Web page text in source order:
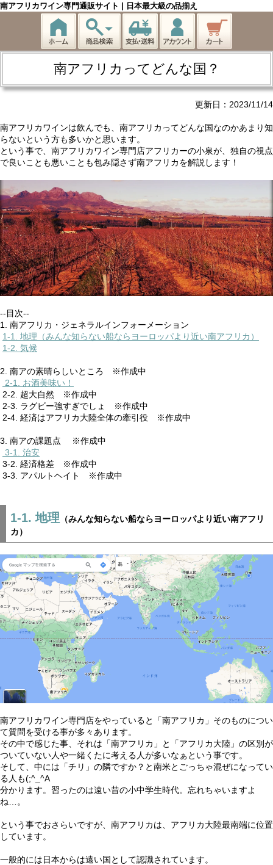
南アフリカワイン専門通販サイト | 日本最大級の品揃え
南アフリカってどんな国？
更新日：2023/11/14
南アフリカワインは飲んでも、南アフリカってどんな国なのかあまり知
らないという方も多いかと思います。
という事で、南アフリカワイン専門店アフリカーの小泉が、独自の視点
で良いことも悪いことも包み隠さず南アフリカを解説します！
--目次--
1. 南アフリカ・ジェネラルインフォーメーション
1-1. 地理（みんな知らない船ならヨーロッパより近い南アフリカ）
1-2. 気候
2. 南アの素晴らしいところ ※作成中
2-1. お酒美味い！
2-2. 超大自然 ※作成中
2-3. ラグビー強すぎでしょ ※作成中
2-4. 経済はアフリカ大陸全体の牽引役 ※作成中
3. 南アの課題点 ※作成中
3-1. 治安
3-2. 経済格差 ※作成中
3-3. アパルトヘイト ※作成中
1-1. 地理 （みんな知らない船ならヨーロッパより近い南アフリ
カ）
南アフリカワイン専門店をやっていると「南アフリカ」そのものについ
て質問を受ける事が多々あります。
その中で感じた事、それは「南アフリカ」と「アフリカ大陸」の区別が
ついていない人や一緒くたに考える人が多いなぁという事です。
そして、中には「チリ」の隣ですか？と南米とごっちゃ混ぜになってい
る人も(;^_^A
分かります。習ったのは遠い昔の小中学生時代。忘れちゃいますよ
ね…。
という事でおさらいですが、南アフリカは、アフリカ大陸最南端に位置
しています。
一般的には日本からは遠い国として認識されています。